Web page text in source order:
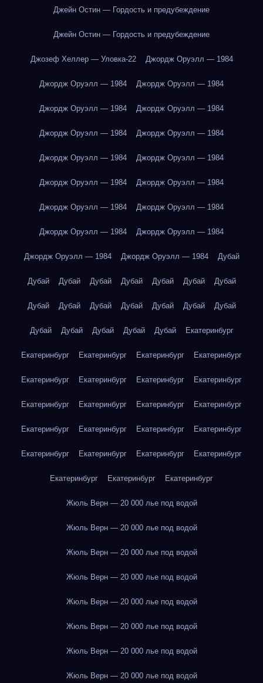
Джейн Остин — Гордость и предубеждение
Джейн Остин — Гордость и предубеждение
Джозеф Хеллер — Уловка-22 Джордж Оруэлл — 1984
Джордж Оруэлл — 1984 Джордж Оруэлл — 1984
Джордж Оруэлл — 1984 Джордж Оруэлл — 1984
Джордж Оруэлл — 1984 Джордж Оруэлл — 1984
Джордж Оруэлл — 1984 Джордж Оруэлл — 1984
Джордж Оруэлл — 1984 Джордж Оруэлл — 1984
Джордж Оруэлл — 1984 Джордж Оруэлл — 1984
Джордж Оруэлл — 1984 Джордж Оруэлл — 1984
Джордж Оруэлл — 1984 Джордж Оруэлл — 1984 Дубай
Дубай Дубай Дубай Дубай Дубай Дубай Дубай
Дубай Дубай Дубай Дубай Дубай Дубай Дубай
Дубай Дубай Дубай Дубай Дубай Екатеринбург
Екатеринбург Екатеринбург Екатеринбург Екатеринбург
Екатеринбург Екатеринбург Екатеринбург Екатеринбург
Екатеринбург Екатеринбург Екатеринбург Екатеринбург
Екатеринбург Екатеринбург Екатеринбург Екатеринбург
Екатеринбург Екатеринбург Екатеринбург Екатеринбург
Екатеринбург Екатеринбург Екатеринбург
Жюль Верн — 20 000 лье под водой
Жюль Верн — 20 000 лье под водой
Жюль Верн — 20 000 лье под водой
Жюль Верн — 20 000 лье под водой
Жюль Верн — 20 000 лье под водой
Жюль Верн — 20 000 лье под водой
Жюль Верн — 20 000 лье под водой
Жюль Верн — 20 000 лье под водой